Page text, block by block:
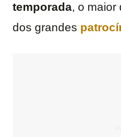
temporada, o maior
dos grandes